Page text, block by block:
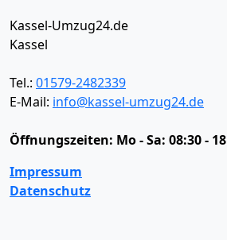
Kassel-Umzug24.de
Kassel
Tel.: 01579-2482339
E-Mail: info@kassel-umzug24.de
Öffnungszeiten: Mo - Sa: 08:30 -
Impressum
Datenschutz